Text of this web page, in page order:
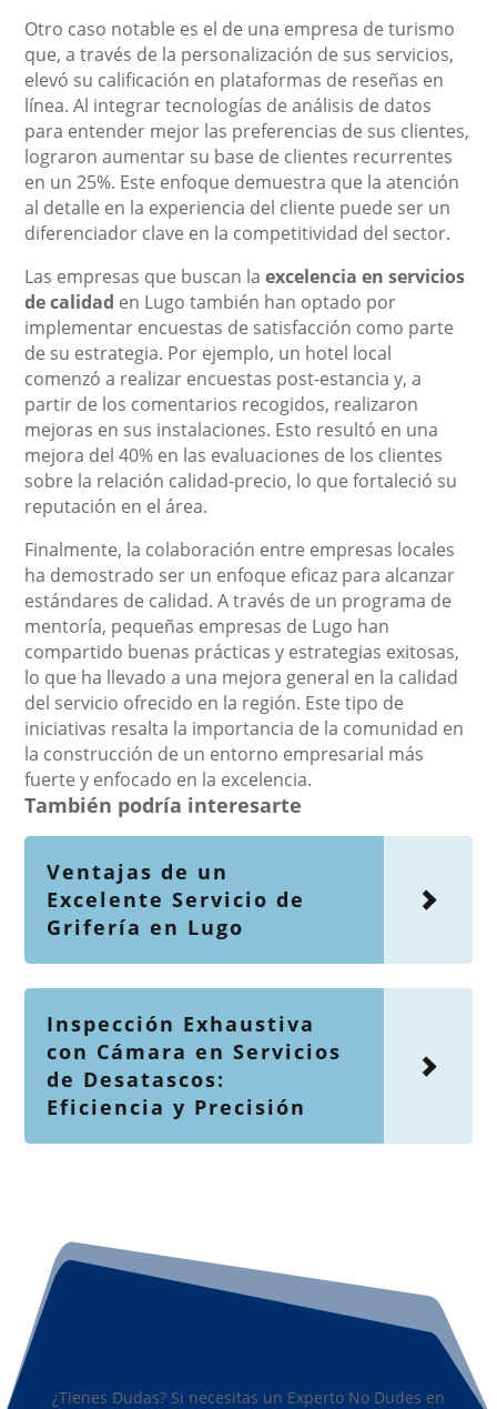
Otro caso notable es el de una empresa de turismo
que, a través de la personalización de sus servicios,
elevó su calificación en plataformas de reseñas en
línea. Al integrar tecnologías de análisis de datos
para entender mejor las preferencias de sus clientes,
lograron aumentar su base de clientes recurrentes
en un 25%. Este enfoque demuestra que la atención
al detalle en la experiencia del cliente puede ser un
diferenciador clave en la competitividad del sector.
Las empresas que buscan laexcelencia en servicios
de calidad en Lugo también han optado por
implementar encuestas de satisfacción como parte
de su estrategia. Por ejemplo, un hotel local
comenzó a realizar encuestas post-estancia y, a
partir de los comentarios recogidos, realizaron
mejoras en sus instalaciones. Esto resultó en una
mejora del 40% en las evaluaciones de los clientes
sobre la relación calidad-precio, lo que fortaleció su
reputación en el área.
Finalmente, la colaboración entre empresas locales
ha demostrado ser un enfoque eficaz para alcanzar
estándares de calidad. A través de un programa de
mentoría, pequeñas empresas de Lugo han
compartido buenas prácticas y estrategias exitosas,
lo que ha llevado a una mejora general en la calidad
del servicio ofrecido en la región. Este tipo de
iniciativas resalta la importancia de la comunidad en
la construcción de un entorno empresarial más
fuerte y enfocado en la excelencia.
También podría interesarte
Ventajas de un
Excelente Servicio de
Grifería en Lugo
Inspección Exhaustiva
con Cámara en Servicios
de Desatascos:
Eficiencia y Precisión
¿Tienes Dudas? Si necesitas un Experto No Dudes en